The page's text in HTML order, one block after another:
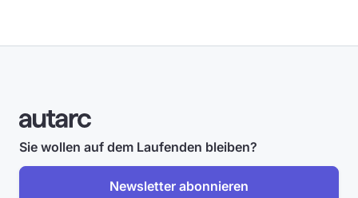
Sie wollen auf dem Laufenden bleiben?
Newsletter abonnieren